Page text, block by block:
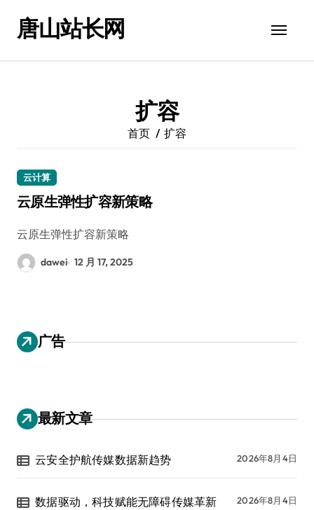
唐山站长网
扩容
首页 扩容
云计算
云原生弹性扩容新策略
云原生弹性扩容新策略
dawei 12 月 17, 2025
广告
最新文章
云安全护航传媒数据新趋势 2026年8月4日
数据驱动，科技赋能无障碍传媒革新 2026年8月4日